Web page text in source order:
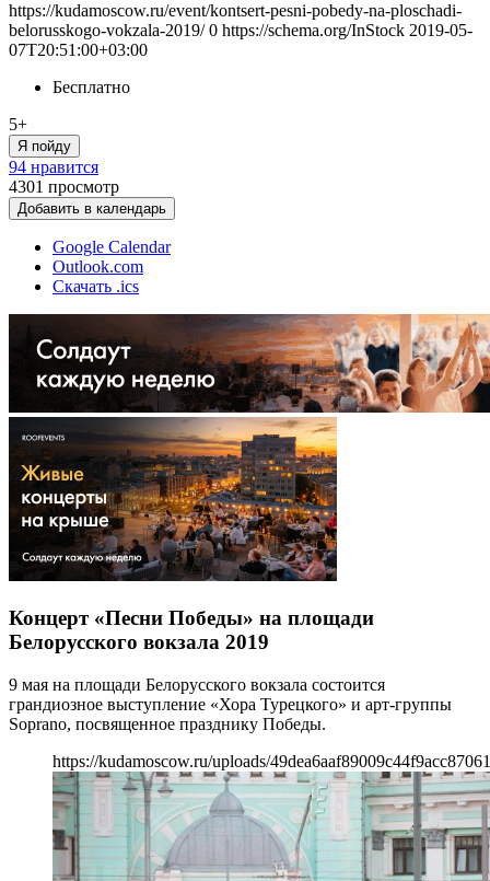
https://kudamoscow.ru/event/kontsert-pesni-pobedy-na-ploschadi-
belorusskogo-vokzala-2019/ 0 https://schema.org/InStock 2019-05-
07T20:51:00+03:00
Бесплатно
5+
Я пойду
94 нравится
4301 просмотр
Добавить в календарь
Google Calendar
Outlook.com
Скачать .ics
Концерт «Песни Победы» на площади
Белорусского вокзала 2019
9 мая на площади Белорусского вокзала состоится
грандиозное выступление «Хора Турецкого» и арт-группы
Soprano, посвященное празднику Победы.
https://kudamoscow.ru/uploads/